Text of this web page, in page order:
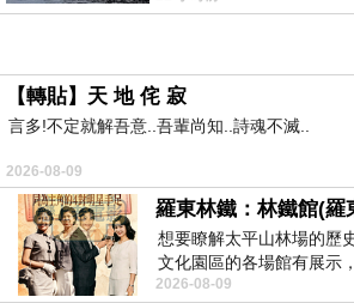
準時間下午8時30分 Share to
to Twitter Share to Pinterest
imageNext image
View View View View View
View View View View View
View View View View View
【轉貼】天 地 侘 寂
言多!不定就解吾意..吾輩尚知..詩魂不滅..
2026-08-09
羅東林鐵：林鐵館(羅
想要瞭解太平山林場的歷
文化園區的各場館有展示
以到林鐵館。 這裡展示從
2026-08-09